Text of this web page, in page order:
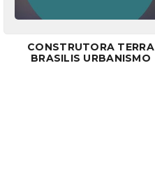
CONSTRUTORA TERRA
BRASILIS URBANISMO